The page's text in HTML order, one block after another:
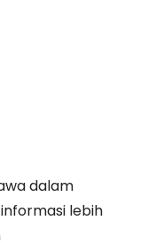
dalam
lebih